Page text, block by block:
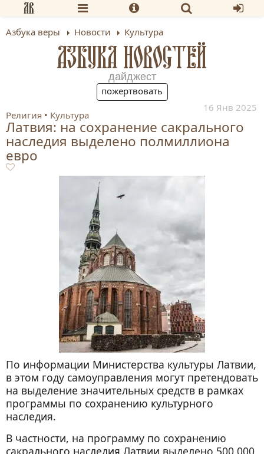
Азбука веры Новости Культура
АЗБУКА НОВОСТЕЙ
дайджест
пожертвовать
16 Янв 2025
Религия Культура
Латвия: на сохранение сакрального
наследия выделено полмиллиона
евро
По информации Министерства культуры Латвии,
в этом году самоуправления могут претендовать
на выделение значительных средств в рамках
программы по сохранению культурного
наследия.
В частности, на программу по сохранению
сакрального наследия Латвии выделено 500 000